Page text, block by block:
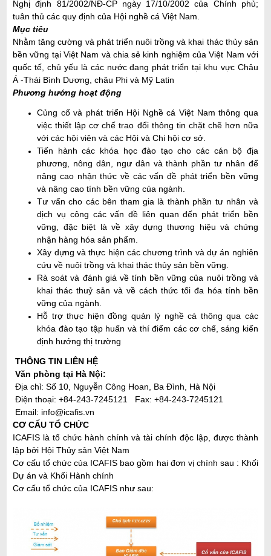
Nghị định 81/2002/NĐ-CP ngày 17/10/2002 của Chính phủ;
tuân thủ các quy định của Hội nghề cá Việt Nam.
Mục tiêu
Nhằm tăng cường và phát triển nuôi trồng và khai thác thủy sản
bền vững tại Việt Nam và chia sẻ kinh nghiệm của Việt Nam với
quốc tế, chủ yếu là các nước đang phát triển tại khu vực Châu
Á -Thái Bình Dương, châu Phi và Mỹ Latin
Phương hướng hoạt động
Củng cố và phát triển Hội Nghề cá Việt Nam thông qua
việc thiết lập cơ chế trao đổi thông tin chặt chẽ hơn nữa
với các hội viên và các Hội và Chi hội cơ sở.
Tiến hành các khóa học đào tạo cho các cán bộ địa
phương, nông dân, ngư dân và thành phần tư nhân để
nâng cao nhận thức về các vấn đề phát triển bền vững
và nâng cao tính bền vững của ngành.
Tư vấn cho các bên tham gia là thành phần tư nhân và
dịch vụ công các vấn đề liên quan đến phát triển bền
vững, đặc biệt là về xây dựng thương hiệu và chứng
nhận hàng hóa sản phẩm.
Xây dựng và thực hiện các chương trình và dự án nghiên
cứu về nuôi trồng và khai thác thủy sản bền vững.
Rà soát và đánh giá về tính bền vững của nuôi trồng và
khai thác thuỷ sản và về cách thức tối đa hóa tính bền
vững của ngành.
Hỗ trợ thực hiện đồng quản lý nghề cá thông qua các
khóa đào tạo tập huấn và thí điểm các cơ chế, sáng kiến
định hướng thị trường
THÔNG TIN LIÊN HỆ
Văn phòng tại Hà Nội:
Địa chỉ: Số 10, Nguyễn Công Hoan, Ba Đình, Hà Nội
Điện thoại: +84-243-7245121 Fax: +84-243-7245121
Email: info@icafis.vn
CƠ CẤU TỔ CHỨC
ICAFIS là tổ chức hành chính và tài chính độc lập, được thành
lập bởi Hội Thủy sản Việt Nam
Cơ cấu tổ chức của ICAFIS bao gồm hai đơn vị chính sau : Khối
Dự án và Khối Hành chính
Cơ cấu tổ chức của ICAFIS như sau: